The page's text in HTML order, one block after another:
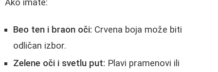
Ako imate:
Beo ten i braon oči: Crvena boja može biti
odličan izbor.
Zelene oči i svetlu put: Plavi pramenovi ili